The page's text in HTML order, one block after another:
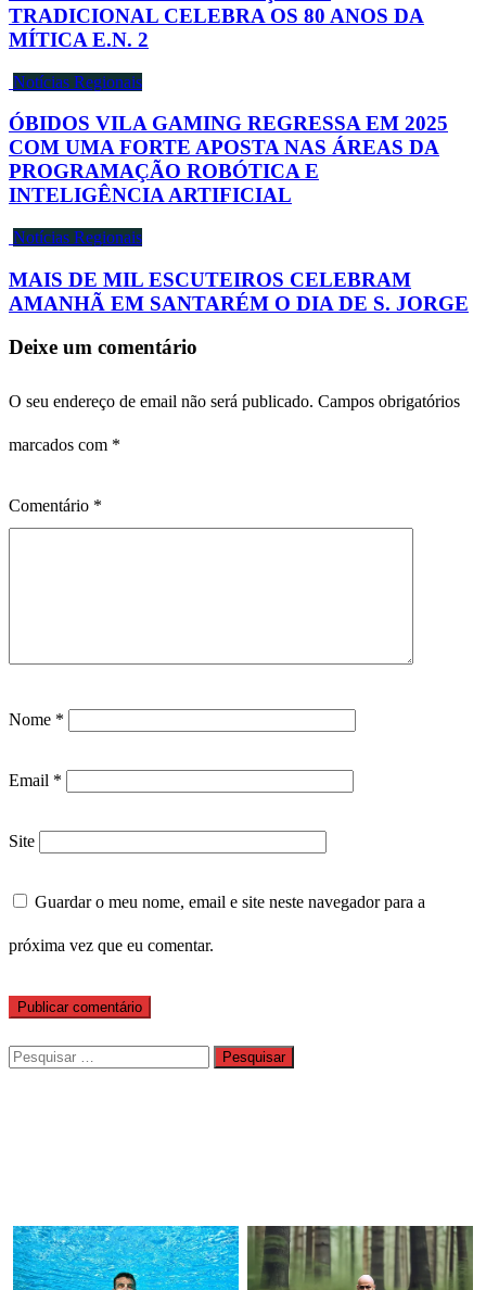
TRADICIONAL CELEBRA OS 80 ANOS DA
MÍTICA E.N. 2
Notícias Regionais
ÓBIDOS VILA GAMING REGRESSA EM 2025
COM UMA FORTE APOSTA NAS ÁREAS DA
PROGRAMAÇÃO ROBÓTICA E
INTELIGÊNCIA ARTIFICIAL
Notícias Regionais
MAIS DE MIL ESCUTEIROS CELEBRAM
AMANHÃ EM SANTARÉM O DIA DE S. JORGE
Deixe um comentário
O seu endereço de email não será publicado. Campos obrigatórios
marcados com *
Comentário *
Nome *
Email *
Site
Guardar o meu nome, email e site neste navegador para a
próxima vez que eu comentar.
Pesquisar
por: